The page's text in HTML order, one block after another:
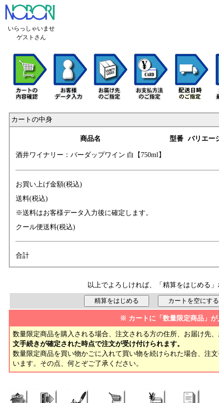
いらっしゃいませ
ゲストさん
カートの中身
商品名 型番 バリエー
酒井ワイナリー： バーダップワイン 白【750ml】
お買い上げ金額(税込)
送料(税込)
※送料はお客様データ入力後に確定します。
クール便送料(税込)
合計
以上でよろしければ、「精算をはじめる
※ カートに「数量限定商品」
数量限定商品を購入される場合、注文される方の住所、お届け先
文手続きが確定された時点で注文が受け付けられます。
数量限定商品を買い物かごに入れて買い物を続けられた場合、注
います。その点、何とぞご了承ください。